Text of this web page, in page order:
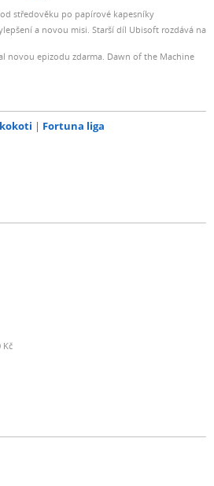
středověku po papírové kapesníky
a novou misi. Starší díl Ubisoft rozdává na
novou epizodu zdarma. Dawn of the Machine
Fortuna liga
Kč